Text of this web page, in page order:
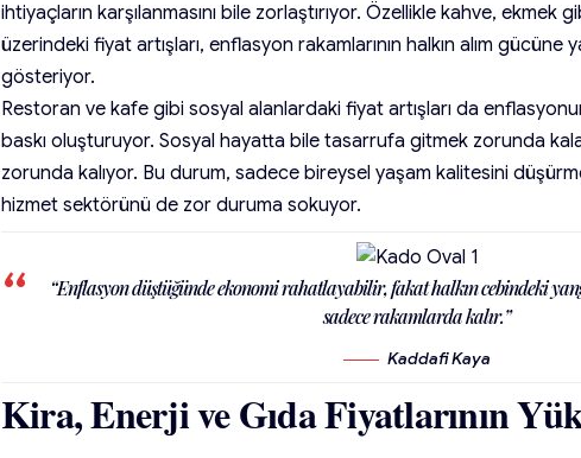
ihtiyaçların karşılanmasını bile zorlaştırıyor. Özellikle kahve,
üzerindeki fiyat artışları, enflasyon rakamlarının halkın alım gücüne
gösteriyor.
Restoran ve kafe gibi sosyal alanlardaki fiyat artışları da
baskı oluşturuyor. Sosyal hayatta bile tasarrufa gitmek zorunda
zorunda kalıyor. Bu durum, sadece bireysel yaşam kalitesini
hizmet sektörünü de zor duruma sokuyor.
“Enflasyon düştüğünde ekonomi rahatlayabilir, fakat halkın cebindeki
sadece rakamlarda kalır.”
Kaddafi Kaya
Kira, Enerji ve Gıda Fiyatlarının